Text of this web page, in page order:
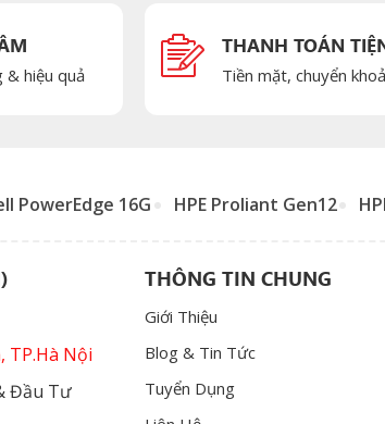
& hiệu quả
THANH TOÁN
Tiền mặt, chuyển
PowerEdge 16G HPE Proliant Gen12
TP.Hà Nội
Đầu Tư
THÔNG TIN CHUNG
Giới Thiệu
Blog & Tin Tức
Tuyển Dụng